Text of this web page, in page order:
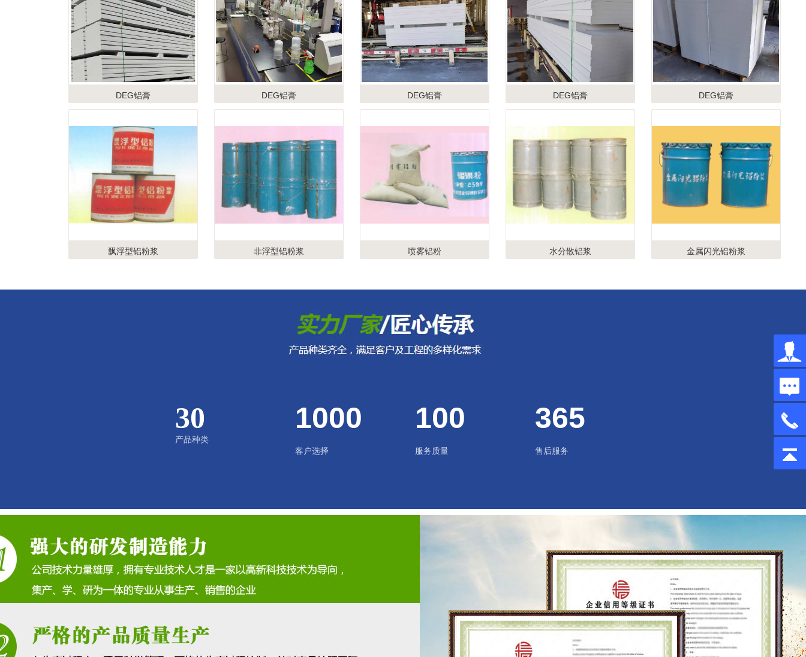
DEG铝膏 DEG铝膏 DEG铝膏 DEG铝膏 DEG铝膏
飘浮型铝粉浆 非浮型铝粉浆 喷雾铝粉 水分散铝浆 金属闪光铝粉浆
30
产品种类
1000
客户选择
100
服务质量
365
售后服务